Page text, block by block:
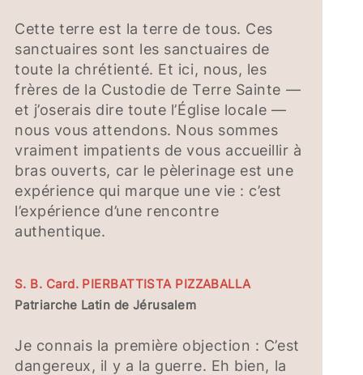
Cette terre est la terre de tous. Ces
sanctuaires sont les sanctuaires de
toute la chrétienté. Et ici, nous, les
frères de la Custodie de Terre Sainte —
et j’oserais dire toute l’Église locale —
nous vous attendons. Nous sommes
vraiment impatients de vous accueillir à
bras ouverts, car le pèlerinage est une
expérience qui marque une vie : c’est
l’expérience d’une rencontre
authentique.
S. B. Card. PIERBATTISTA PIZZABALLA
Patriarche Latin de Jérusalem
Je connais la première objection : C’est
dangereux, il y a la guerre. Eh bien, la